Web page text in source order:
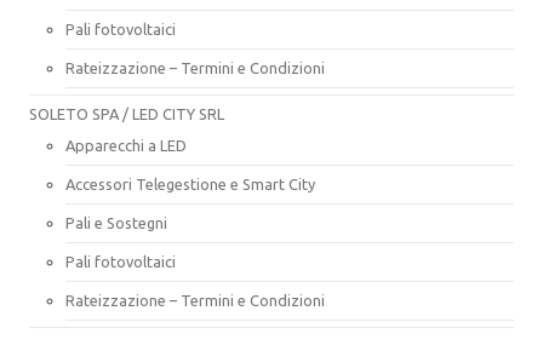
Pali fotovoltaici
Rateizzazione – Termini e Condizioni
SOLETO SPA / LED CITY SRL
Apparecchi a LED
Accessori Telegestione e Smart City
Pali e Sostegni
Pali fotovoltaici
Rateizzazione – Termini e Condizioni